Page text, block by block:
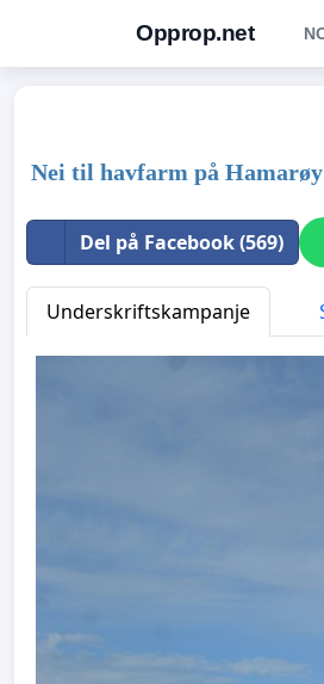
Opprop.net
Nei til havfarm på Hamarøy
Del på Facebook (569)
Underskriftskampanje